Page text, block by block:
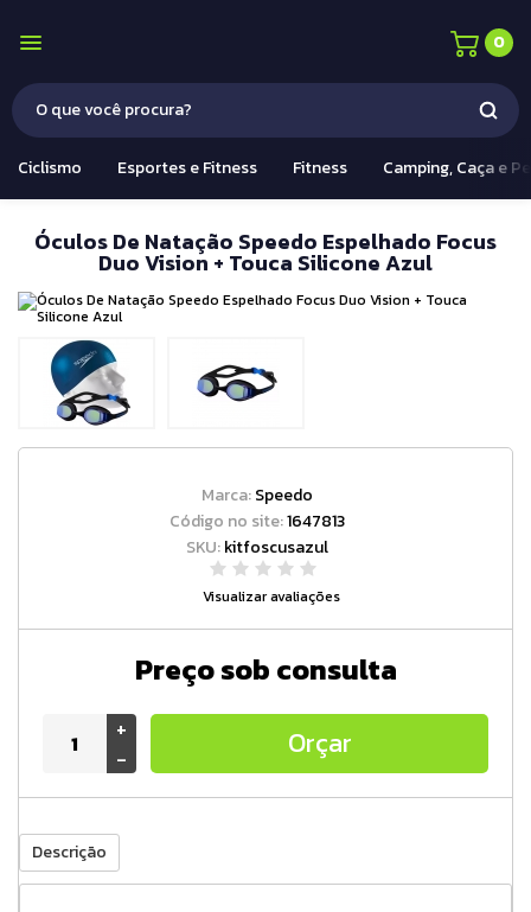
0
Ciclismo Esportes e Fitness Fitness Camping, Caça e
Óculos De Natação Speedo Espelhado Focus
Duo Vision + Touca Silicone Azul
Marca:Speedo
Código no site:1647813
SKU:kitfoscusazul
Visualizar avaliações
Preço sob consulta
+
-
Orçar
Descrição